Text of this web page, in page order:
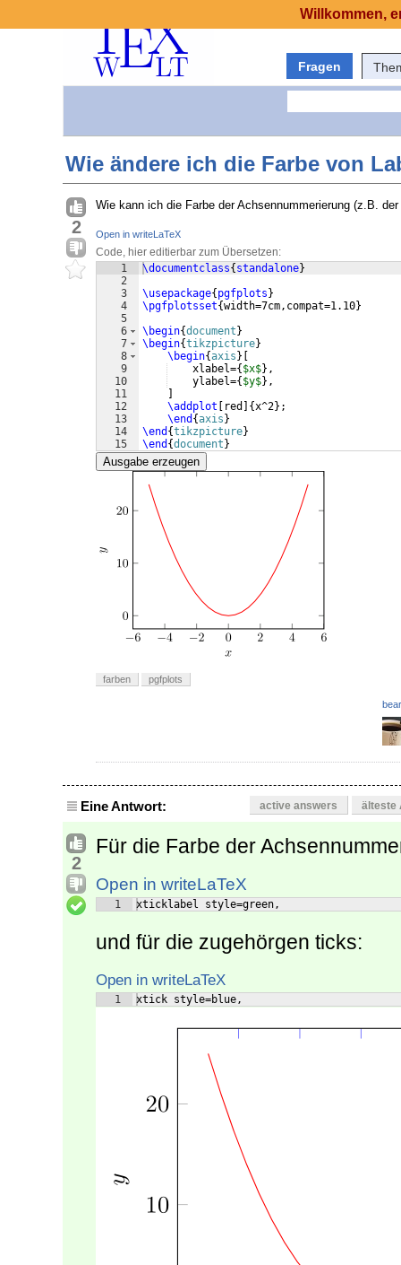
Fragen
Wie ändere ich die Farbe von
2
Wie kann ich die Farbe der Achsennummerierung (z.B.
Open in writeLaTeX
Code, hier editierbar zum Übersetzen:
1
2
3
4
5
6
7
8
9
10
11
12
13
14
15
\documentclass{ standalone}
\usepackage{ pgfplots }
\pgfplotsset{width=7cm,compat=1.10}
\begin{document }
\begin{tikzpicture}
\begin{axis }
    xlabel=
{ $x$} ,
    ylabel=
{ $y$} ,
\addplot
red {x^2} ;
\end {axis }
\end {tikzpicture}
\end {document }
Ausgabe erzeugen
farben pgfplots
Eine Antwort: active answers älteste
2
Für die Farbe der
Open in writeLaTeX
1 xticklabel style=green,
und für die zugehörgen ticks:
Open in writeLaTeX
1 xtick style=blue,
Willkommen,